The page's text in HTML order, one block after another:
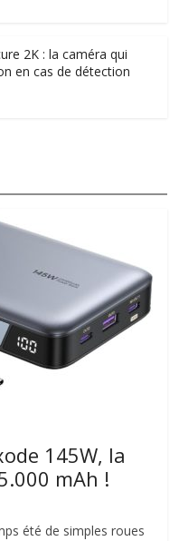
2K : la caméra qui
en cas de détection
145W, la
mAh !
été de simples roues